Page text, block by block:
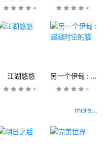
江湖悠悠 另一个伊甸 : 超越时空的猫
more...